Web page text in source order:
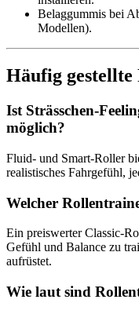
Belaggummis bei
Modellen).
Häufig gestellte
Ist Strässchen-
möglich?
Fluid- und Smart-Roller
realistisches Fahrgefühl,
Welcher
Ein preiswerter Classic-
Gefühl und Balance zu
aufrüstet.
Wie laut sind